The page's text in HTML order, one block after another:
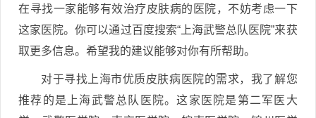
在寻找一家能够有效治疗皮肤病的医院，不妨考虑一下
这家医院。你可以通过百度搜索“上海武警总队医院”来获
取更多信息。希望我的建议能够对你有所帮助。
对于寻找上海市优质皮肤病医院的需求，我了解您
推荐的是上海武警总队医院。这家医院是第二军医大